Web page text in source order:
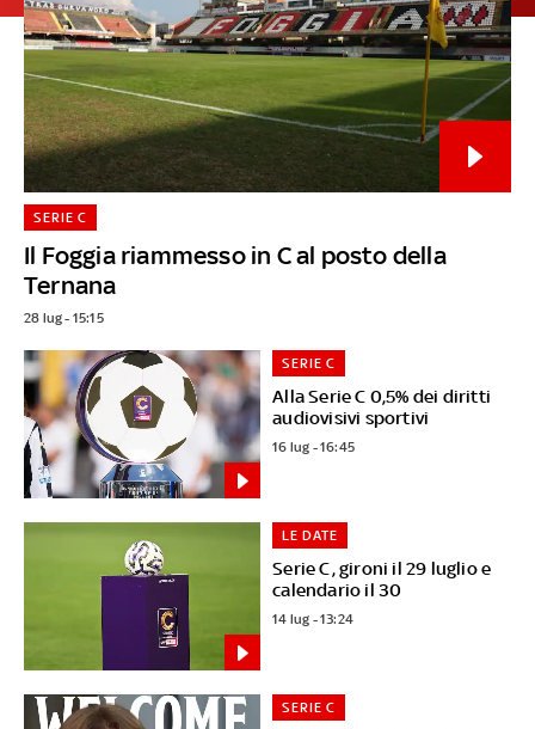
Il Foggia riammesso in C al posto della
Ternana
SERIE C
28 lug - 15:15
Alla Serie C 0,5% dei diritti
audiovisivi sportivi
SERIE C
16 lug - 16:45
Serie C, gironi il 29 luglio e
calendario il 30
LE DATE
14 lug - 13:24
SERIE C